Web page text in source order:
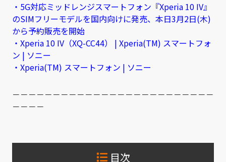
・5G対応ミッドレンジスマートフォン『Xperia 10 IV』
のSIMフリーモデルを国内向けに発売、本日3月2日(木)
から予約販売を開始
・Xperia 10 IV（XQ-CC44） | Xperia(TM) スマートフォ
ン | ソニー
・Xperia(TM) スマートフォン | ソニー
－－－－－－－－－－－－－－－－－－－－－－－－－
－－－－
目次